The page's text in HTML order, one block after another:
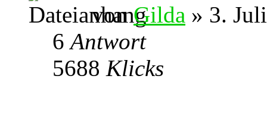
vonGilda » 3.
6Antwort
5688 Klicks